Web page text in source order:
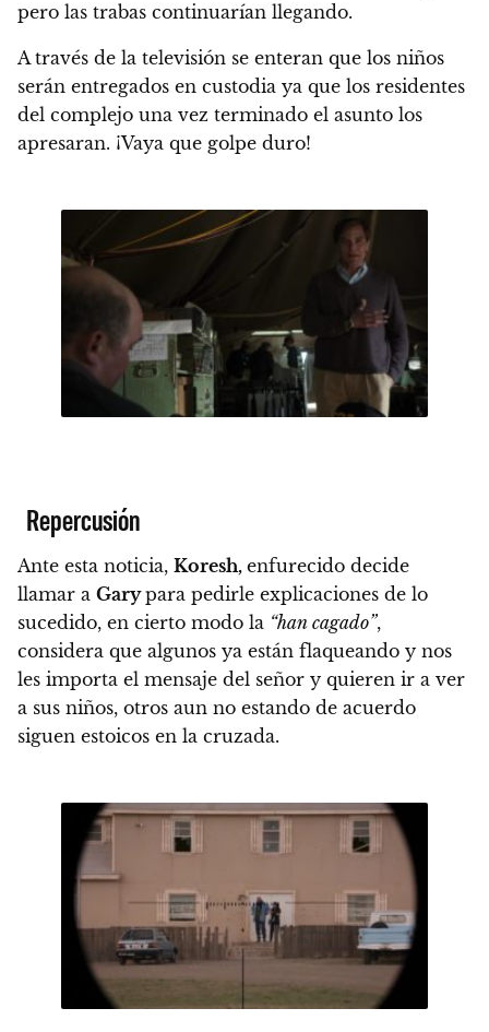
pero las trabas continuarían llegando.
A través de la televisión se enteran que los niños
serán entregados en custodia ya que los residentes
del complejo una vez terminado el asunto los
apresaran. ¡Vaya que golpe duro!
Repercusión
Ante esta noticia, Koresh, enfurecido decide
llamar a Garypara pedirle explicaciones de lo
sucedido, en cierto modo la “han cagado”,
considera que algunos ya están flaqueando y nos
les importa el mensaje del señor y quieren ir a ver
a sus niños, otros aun no estando de acuerdo
siguen estoicos en la cruzada.